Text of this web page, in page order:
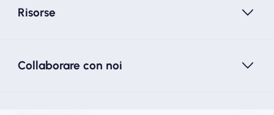
Risorse
Collaborare con noi